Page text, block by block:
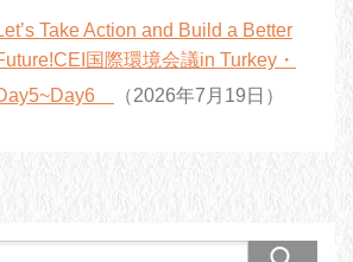
Take Action and Build a Better
国際環境会議in Turkey・
（2026年7月19日）